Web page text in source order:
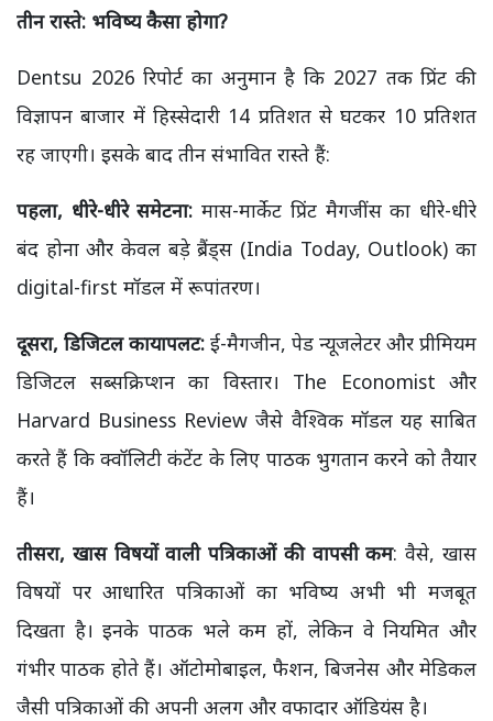
तीन रास्ते: भविष्य कैसा होगा?
Dentsu 2026 रिपोर्ट का अनुमान है कि 2027 तक प्रिंट की
विज्ञापन बाजार में हिस्सेदारी 14 प्रतिशत से घटकर 10 प्रतिशत
रह जाएगी। इसके बाद तीन संभावित रास्ते हैं:
पहला, धीरे-धीरे समेटना: मास-मार्केट प्रिंट मैगजींस का धीरे-धीरे
बंद होना और केवल बड़े ब्रैंड्स (India Today, Outlook) का
digital-first मॉडल में रूपांतरण।
दूसरा, डिजिटल कायापलट: ई-मैगजीन, पेड न्यूजलेटर और प्रीमियम
डिजिटल सब्सक्रिप्शन का विस्तार। The Economist और
Harvard Business Review जैसे वैश्विक मॉडल यह साबित
करते हैं कि क्वॉलिटी कंटेंट के लिए पाठक भुगतान करने को तैयार
हैं।
तीसरा, खास विषयों वाली पत्रिकाओं की वापसी कम: वैसे, खास
विषयों पर आधारित पत्रिकाओं का भविष्य अभी भी मजबूत
दिखता है। इनके पाठक भले कम हों, लेकिन वे नियमित और
गंभीर पाठक होते हैं। ऑटोमोबाइल, फैशन, बिजनेस और मेडिकल
जैसी पत्रिकाओं की अपनी अलग और वफादार ऑडियंस है।